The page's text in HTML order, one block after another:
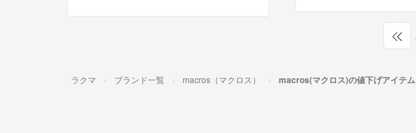
ラクマ ブランド一覧 macros（マクロス） macros(マクロス)の値下げアイテム